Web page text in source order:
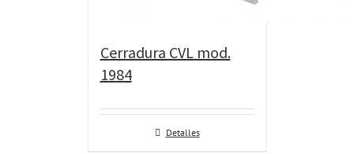
Cerradura CVL mod.
1984
Detalles